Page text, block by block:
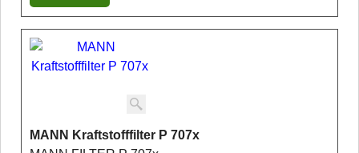
MANN Kraftstofffilter P 707x